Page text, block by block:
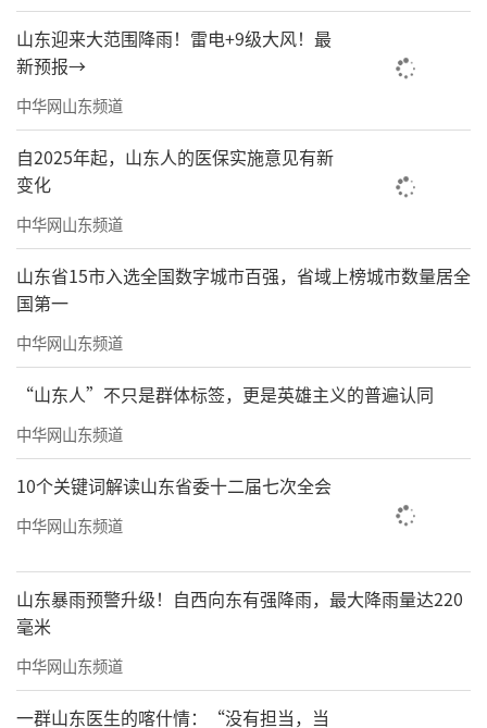
《世世有喜》之四 100cmx68cm
山东迎来大范围降雨！雷电+9级大风！最
新预报→
中华网山东频道
自2025年起，山东人的医保实施意见有新
变化
中华网山东频道
山东省15市入选全国数字城市百强，省域上榜城市数量居全
国第一
中华网山东频道
“山东人”不只是群体标签，更是英雄主义的普遍认同
中华网山东频道
10个关键词解读山东省委十二届七次全会
中华网山东频道
山东暴雨预警升级！自西向东有强降雨，最大降雨量达220
毫米
中华网山东频道
一群山东医生的喀什情：“没有担当，当